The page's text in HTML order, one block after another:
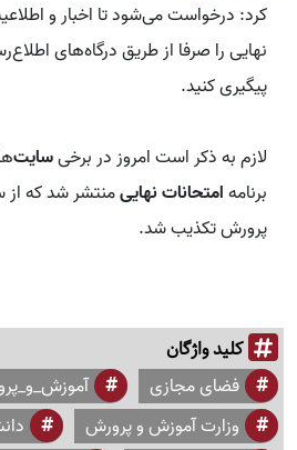
کرد: درخواست می‌شود تا اخبار و
نهایی را صرفا از طریق درگاه‌های
پیگیری کنید.
لازم به ذکر است امروز در برخیسایت
برنامهامتحانات نهاییمنتشر شد که
پرورش تکذیب شد.
کلید واژگان
فضای مجازی
وزارت آموزش و پرورش